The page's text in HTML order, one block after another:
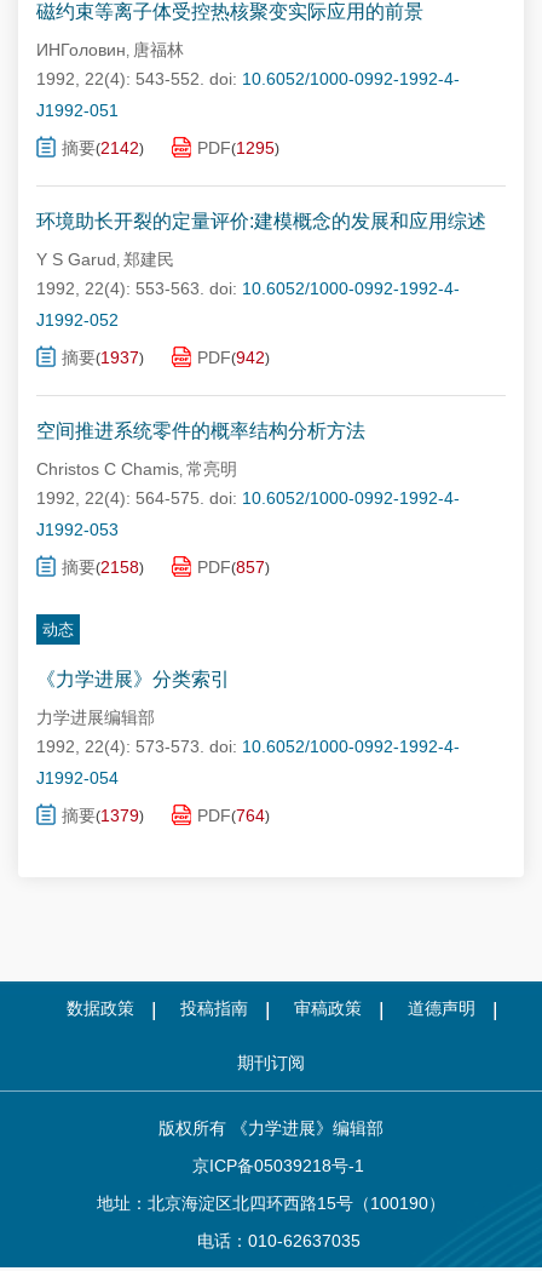
磁约束等离子体受控热核聚变实际应用的前景
ИНГоловин, 唐福林
1992, 22(4): 543-552. doi: 10.6052/1000-0992-1992-4-
J1992-051
摘要(2142) PDF(1295)
环境助长开裂的定量评价:建模概念的发展和应用综述
Y S Garud, 郑建民
1992, 22(4): 553-563. doi: 10.6052/1000-0992-1992-4-
J1992-052
摘要(1937) PDF(942)
空间推进系统零件的概率结构分析方法
Christos C Chamis, 常亮明
1992, 22(4): 564-575. doi: 10.6052/1000-0992-1992-4-
J1992-053
摘要(2158) PDF(857)
动态
《力学进展》分类索引
力学进展编辑部
1992, 22(4): 573-573. doi: 10.6052/1000-0992-1992-4-
J1992-054
摘要(1379) PDF(764)
数据政策 投稿指南 审稿政策 道德声明
期刊订阅
版权所有 《力学进展》编辑部
京ICP备05039218号-1
地址：北京海淀区北四环西路15号（100190）
电话：010-62637035